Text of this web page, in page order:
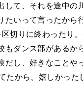
て、それを途中の
いって言ったから
切りに終わったり
ダンス部があるか
だし、好きなことや
たから、嬉しかった